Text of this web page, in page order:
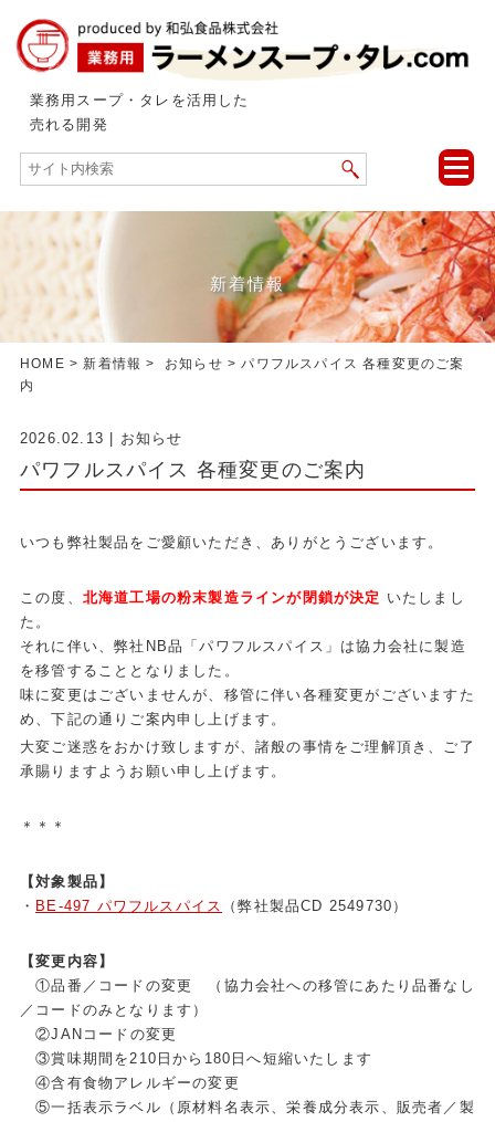
業務用スープ・タレを活用した
売れる開発
toggle
新着情報
HOME >新着情報 > お知らせ > パワフルスパイス 各種変更のご案
内
2026.02.13 | お知らせ
パワフルスパイス 各種変更のご案内
いつも弊社製品をご愛顧いただき、ありがとうございます。
この度、 北海道工場の粉末製造ラインが閉鎖が決定 いたしまし
た。
それに伴い、弊社NB品「パワフルスパイス」は協力会社に製造
を移管することとなりました。
味に変更はございませんが、移管に伴い各種変更がございますた
め、下記の通りご案内申し上げます。
大変ご迷惑をおかけ致しますが、諸般の事情をご理解頂き、ご了
承賜りますようお願い申し上げます。
＊＊＊
【対象製品】
・ BE-497 パワフルスパイス （弊社製品CD 2549730）
【変更内容】
①品番／コードの変更 （協力会社への移管にあたり品番なし
／コードのみとなります）
②JANコードの変更
③賞味期間を210日から180日へ短縮いたします
④含有食物アレルギーの変更
⑤一括表示ラベル（原材料名表示、栄養成分表示、販売者／製